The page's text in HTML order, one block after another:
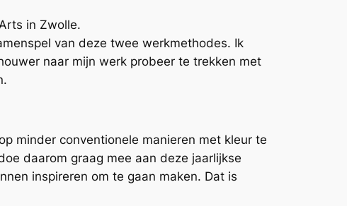
in Zwolle.
van deze twee werkmethodes. Ik
naar mijn werk probeer te trekken met
minder conventionele manieren met kleur te
daarom graag mee aan deze jaarlijkse
inspireren om te gaan maken. Dat is